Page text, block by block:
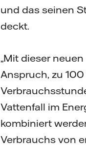
und das seinen
deckt.
„Mit dieser
Anspruch, zu
Vattenfall im
kombiniert
Verbrauchs von